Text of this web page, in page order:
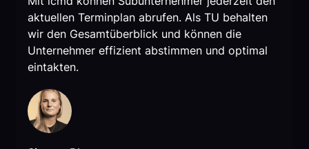
aktuellen Terminplan abrufen. Als TU behalten
wir den Gesamtüberblick und können die
Unternehmer effizient abstimmen und optimal
eintakten.